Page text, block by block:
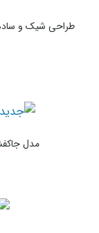
طراحی شیک و ساده
مدل